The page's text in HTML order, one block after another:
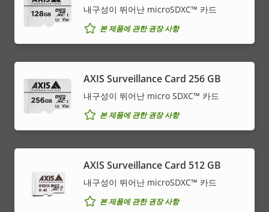
내구성이 뛰어난 microSDXC™ 카드
본 제품에 관한 권장 사항
AXIS Surveillance Card 256 GB
내구성이 뛰어난 micro SDXC™ 카드
본 제품에 관한 권장 사항
AXIS Surveillance Card 512 GB
내구성이 뛰어난 microSDXC™ 카드
본 제품에 관한 권장 사항